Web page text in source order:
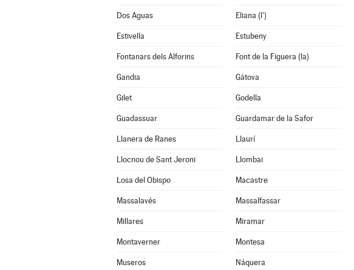
Dos Aguas Eliana (l')
Estivella Estubeny
Fontanars dels Alforins Font de la Figuera (la)
Gandia Gátova
Gilet Godella
Guadassuar Guardamar de la Safor
Llanera de Ranes Llaurí
Llocnou de Sant Jeroni Llombai
Losa del Obispo Macastre
Massalavés Massalfassar
Millares Miramar
Montaverner Montesa
Museros Náquera